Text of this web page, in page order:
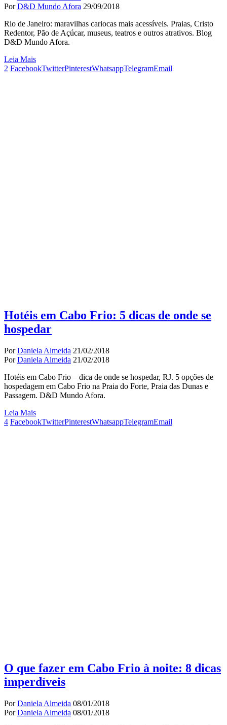
PorD&D Mundo Afora 29/09/2018
Rio de Janeiro: maravilhas cariocas mais acessíveis. Praias, Cristo
Redentor, Pão de Açúcar, museus, teatros e outros atrativos. Blog
D&D Mundo Afora.
Leia Mais
2 FacebookTwitterPinterestWhatsappTelegramEmail
Hotéis em Cabo Frio: 5 dicas de onde se
hospedar
PorDaniela Almeida 21/02/2018
PorDaniela Almeida 21/02/2018
Hotéis em Cabo Frio – dica de onde se hospedar, RJ. 5 opções de
hospedagem em Cabo Frio na Praia do Forte, Praia das Dunas e
Passagem. D&D Mundo Afora.
Leia Mais
4 FacebookTwitterPinterestWhatsappTelegramEmail
O que fazer em Cabo Frio à noite: 8 dicas
imperdíveis
PorDaniela Almeida 08/01/2018
PorDaniela Almeida 08/01/2018